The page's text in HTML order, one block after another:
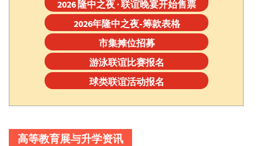
2026 隆中之夜 · 联谊晚宴开始售票
2026年隆中之夜-筹款表格
市集摊位招募
游泳联谊比赛报名
球类联谊活动报名
高等教育展与升学资讯